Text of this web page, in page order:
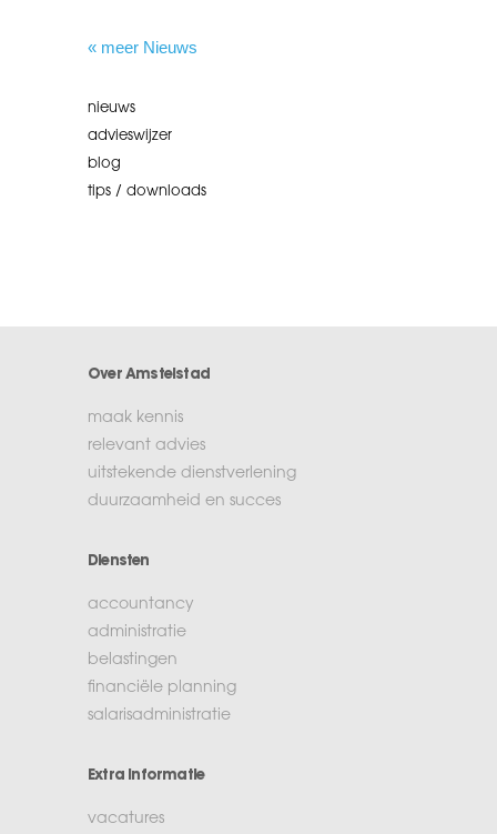
« meer Nieuws
nieuws
advieswijzer
blog
tips / downloads
Over Amstelstad
maak kennis
relevant advies
uitstekende dienstverlening
duurzaamheid en succes
Diensten
accountancy
administratie
belastingen
financiële planning
salarisadministratie
Extra informatie
vacatures